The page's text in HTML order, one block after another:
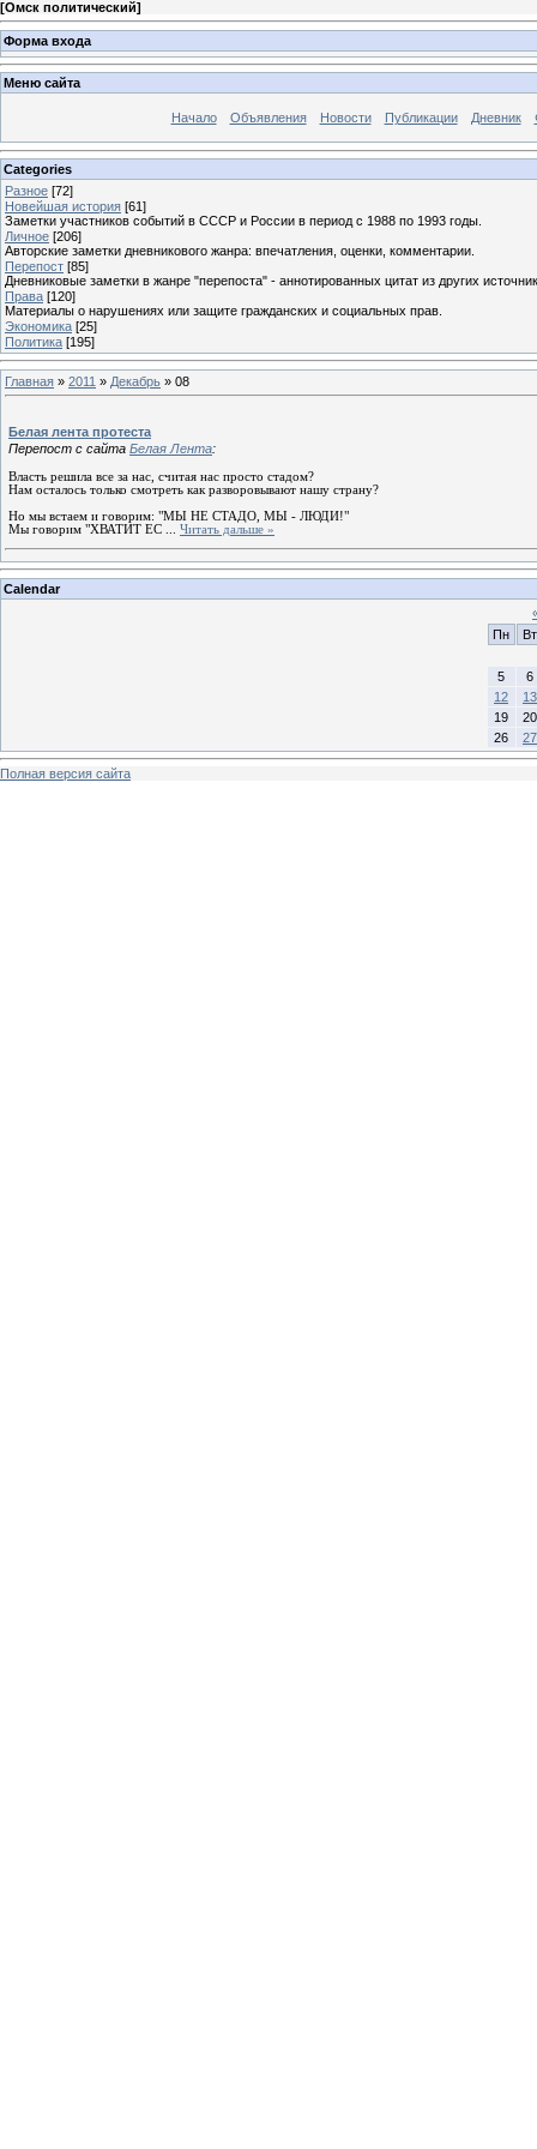
[Омск политический]
Форма входа
Меню сайта
Начало Объявления Новости Публикации Дневник
Categories
Разное [72]
Новейшая история [61]
Заметки участников событий в СССР и России в период с 1988 по 1993 годы.
Личное [206]
Авторские заметки дневникового жанра: впечатления, оценки, комментарии.
Перепост [85]
Дневниковые заметки в жанре "перепоста" - аннотированных цитат из других
Права [120]
Материалы о нарушениях или защите гражданских и социальных прав.
Экономика [25]
Политика [195]
Главная » 2011 » Декабрь » 08
Белая лента протеста
Перепост с сайта Белая Лента:
Власть решила все за нас, считая нас просто стадом?
Нам осталось только смотреть как разворовывают нашу страну?
Но мы встаем и говорим: "МЫ НЕ СТАДО, МЫ - ЛЮДИ!"
Мы говорим "ХВАТИТ ЕС
Читать дальше »
Calendar
Пн
Вт
5
6
12
13
19
20
26
27
Полная версия сайта